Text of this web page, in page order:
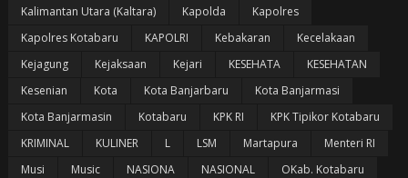
Kalimantan Utara (Kaltara)
Kapolda
Kapolres
Kapolres Kotabaru
KAPOLRI Kebakaran
Kecelakaan
Kejagung
Kejaksaan Kejari KESEHATA
KESEHATAN
Kesenian
Kota Kota Banjarbaru
Kota Banjarmasi
Kota Banjarmasin
Kotabaru KPK RI
KPK Tipikor Kotabaru
KRIMINAL
KULINER L LSM Martapura
Menteri RI
Musi
Music NASIONA NASIONAL
OKab. Kotabaru